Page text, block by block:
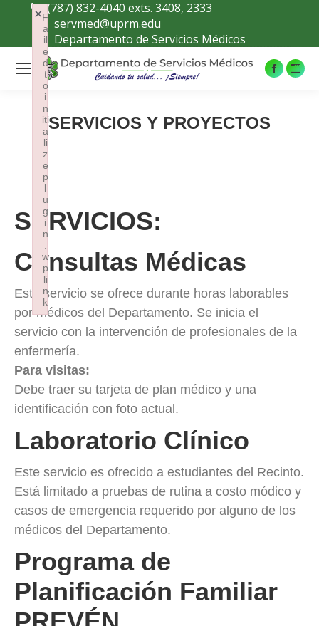
(787) 832-4040 exts. 3408, 2333
servmed@uprm.edu
Departamento de Servicios Médicos
Sitio
SERVICIOS Y PROYECTOS
SERVICIOS:
Consultas Médicas
Este servicio se ofrece durante horas laborables
por médicos del Departamento. Se inicia el
servicio con la intervención de profesionales de la
enfermería.
Para visitas:
Debe traer su tarjeta de plan médico y una
identificación con foto actual.
Laboratorio Clínico
Este servicio es ofrecido a estudiantes del Recinto.
Está limitado a pruebas de rutina a costo módico y
casos de emergencia requerido por alguno de los
médicos del Departamento.
Programa de
Planificación Familiar
F
a
il
e
d
t
o
i
n
iti
a
li
z
e
p
l
u
g
i
n
:
w
p
li
n
k
×
Failed to initialize plugin: wplink